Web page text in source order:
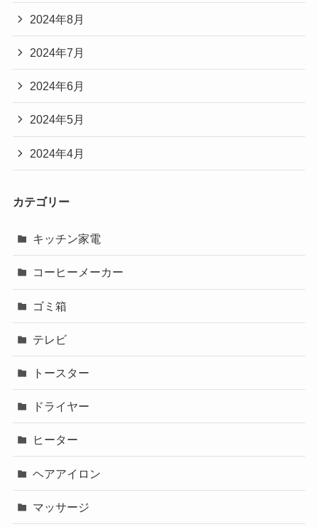
2024年8月
2024年7月
2024年6月
2024年5月
2024年4月
カテゴリー
キッチン家電
コーヒーメーカー
ゴミ箱
テレビ
トースター
ドライヤー
ヒーター
ヘアアイロン
マッサージ